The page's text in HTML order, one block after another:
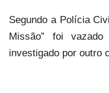
Segundo a Polícia
Missão” foi
investigado por outro